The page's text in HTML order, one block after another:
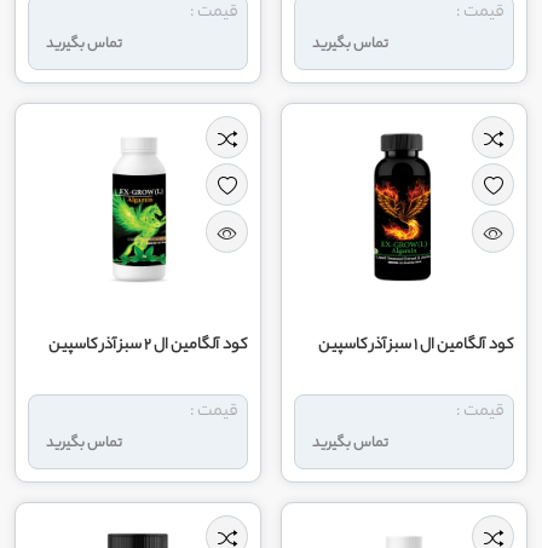
تماس بگیرید
قیمت :
تماس بگیرید
قیمت :
کود آلگامین ال 1 سبز آذر کاسپین
تماس بگیرید
قیمت :
کود آلگامین ال 2 سبز آذر کاسپین
تماس بگیرید
قیمت :